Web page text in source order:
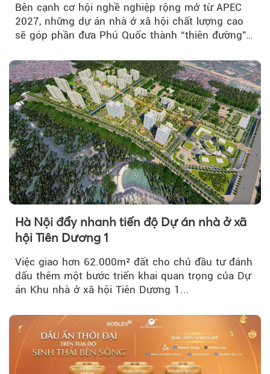
Bên cạnh cơ hội nghề nghiệp rộng mở từ APEC
2027, những dự án nhà ở xã hội chất lượng cao
sẽ góp phần đưa Phú Quốc thành “thiên đường”
Hà Nội đẩy nhanh tiến độ Dự án nhà ở xã
hội Tiên Dương 1
Việc giao hơn 62.000m² đất cho chủ đầu tư đánh
dấu thêm một bước triển khai quan trọng của Dự
án Khu nhà ở xã hội Tiên Dương 1...